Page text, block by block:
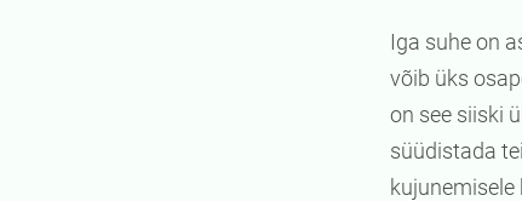
Iga suhe on
võib üks
on see siiski
süüdistada